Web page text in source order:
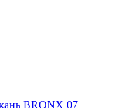
BRONX 07